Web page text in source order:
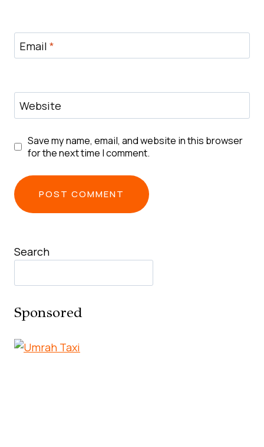
Email *
Website
Save my name, email, and website in this browser
for the next time I comment.
Search
Sponsored